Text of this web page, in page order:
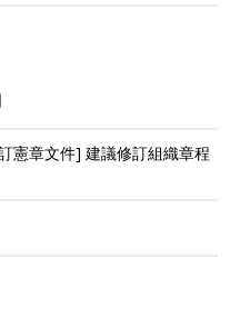
憲章文件] 建議修訂組織章程